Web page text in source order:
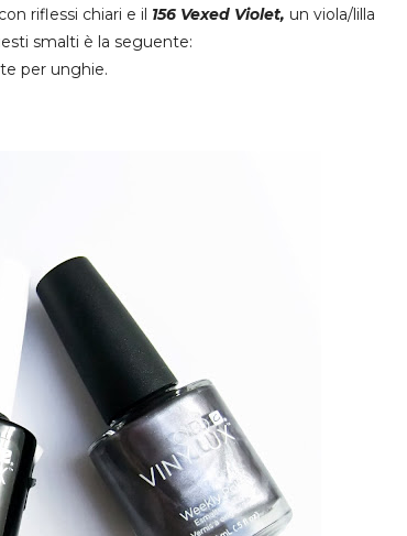
riflessi chiari e il 156 Vexed Violet, un viola/lilla
smalti è la seguente:
per unghie.